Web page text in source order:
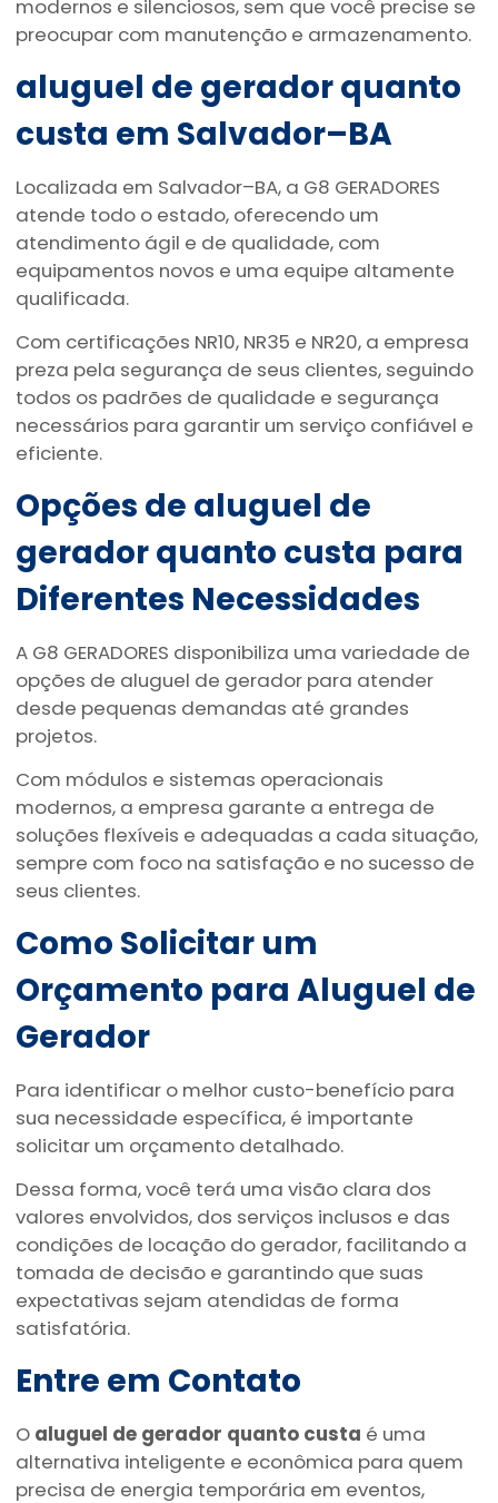
modernos e silenciosos, sem que você precise se
preocupar com manutenção e armazenamento.
aluguel de gerador quanto
custa em Salvador–BA
Localizada em Salvador–BA, a G8 GERADORES
atende todo o estado, oferecendo um
atendimento ágil e de qualidade, com
equipamentos novos e uma equipe altamente
qualificada.
Com certificações NR10, NR35 e NR20, a empresa
preza pela segurança de seus clientes, seguindo
todos os padrões de qualidade e segurança
necessários para garantir um serviço confiável e
eficiente.
Opções de aluguel de
gerador quanto custa para
Diferentes Necessidades
A G8 GERADORES disponibiliza uma variedade de
opções de aluguel de gerador para atender
desde pequenas demandas até grandes
projetos.
Com módulos e sistemas operacionais
modernos, a empresa garante a entrega de
soluções flexíveis e adequadas a cada situação,
sempre com foco na satisfação e no sucesso de
seus clientes.
Como Solicitar um
Orçamento para Aluguel de
Gerador
Para identificar o melhor custo-benefício para
sua necessidade específica, é importante
solicitar um orçamento detalhado.
Dessa forma, você terá uma visão clara dos
valores envolvidos, dos serviços inclusos e das
condições de locação do gerador, facilitando a
tomada de decisão e garantindo que suas
expectativas sejam atendidas de forma
satisfatória.
Entre em Contato
O aluguel de gerador quanto custa é uma
alternativa inteligente e econômica para quem
precisa de energia temporária em eventos,